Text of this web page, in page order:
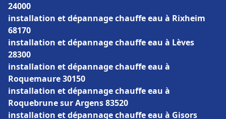
24000
installation et dépannage chauffe eau à Rixheim
68170
installation et dépannage chauffe eau à Lèves
28300
installation et dépannage chauffe eau à
Roquemaure 30150
installation et dépannage chauffe eau à
Roquebrune sur Argens 83520
installation et dépannage chauffe eau à Gisors